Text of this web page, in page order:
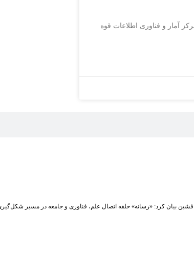
آمار و فناوری اطلاعات قوه
بیان کرد: «رسانه» حلقه اتصال علم، فناوری و جامعه در مسیر